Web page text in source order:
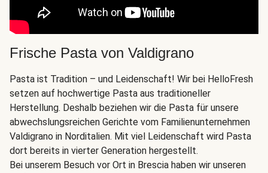
Frische Pasta von Valdigrano
Pasta ist Tradition – und Leidenschaft! Wir bei HelloFresh
setzen auf hochwertige Pasta aus traditioneller
Herstellung. Deshalb beziehen wir die Pasta für unsere
abwechslungsreichen Gerichte vom Familienunternehmen
Valdigrano in Norditalien. Mit viel Leidenschaft wird Pasta
dort bereits in vierter Generation hergestellt.
Bei unserem Besuch vor Ort in Brescia haben wir unseren